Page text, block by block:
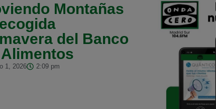
Montañas
del Banco
1, 2026 2:09 pm